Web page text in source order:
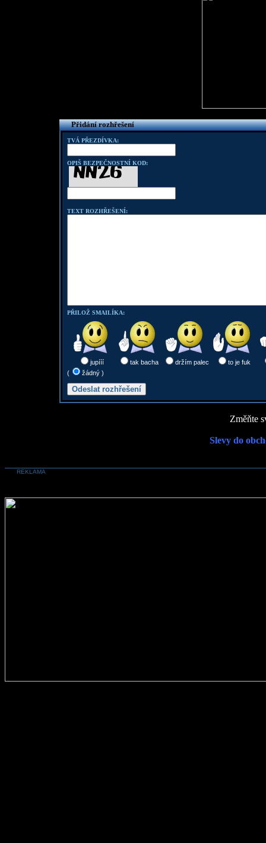
Přidání rozhřešení
TVÁ PŘEZDÍVKA:
OPIŠ BEZPEČNOSTNÍ KOD:
TEXT ROZHŘEŠENÍ:
PŘILOŽ SMAILÍKA:
jupííí tak bacha držím palec
to je fuk
(
žádný )
Změňte
Slevy do
REKLAMA